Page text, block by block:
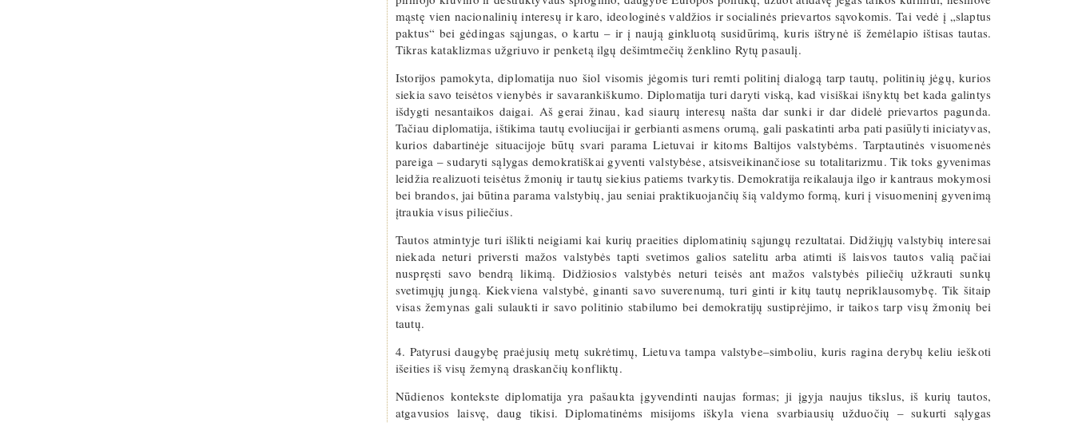
mąstę vien nacionalinių interesų ir karo, ideologinės valdžios ir socialinės prievartos sąvokomis. Tai vedė į „slaptus
paktus“ bei gėdingas sąjungas, o kartu – ir į naują ginkluotą susidūrimą, kuris ištrynė iš žemėlapio ištisas tautas.
Tikras kataklizmas užgriuvo ir penketą ilgų dešimtmečių ženklino Rytų pasaulį.
Istorijos pamokyta, diplomatija nuo šiol visomis jėgomis turi remti politinį dialogą tarp tautų, politinių jėgų, kurios
siekia savo teisėtos vienybės ir savarankiškumo. Diplomatija turi daryti viską, kad visiškai išnyktų bet kada galintys
išdygti nesantaikos daigai. Aš gerai žinau, kad siaurų interesų našta dar sunki ir dar didelė prievartos pagunda.
Tačiau diplomatija, ištikima tautų evoliucijai ir gerbianti asmens orumą, gali paskatinti arba pati pasiūlyti iniciatyvas,
kurios dabartinėje situacijoje būtų svari parama Lietuvai ir kitoms Baltijos valstybėms. Tarptautinės visuomenės
pareiga – sudaryti sąlygas demokratiškai gyventi valstybėse, atsisveikinančiose su totalitarizmu. Tik toks gyvenimas
leidžia realizuoti teisėtus žmonių ir tautų siekius patiems tvarkytis. Demokratija reikalauja ilgo ir kantraus mokymosi
bei brandos, jai būtina parama valstybių, jau seniai praktikuojančių šią valdymo formą, kuri į visuomeninį gyvenimą
įtraukia visus piliečius.
Tautos atmintyje turi išlikti neigiami kai kurių praeities diplomatinių sąjungų rezultatai. Didžiųjų valstybių interesai
niekada neturi priversti mažos valstybės tapti svetimos galios satelitu arba atimti iš laisvos tautos valią pačiai
nuspręsti savo bendrą likimą. Didžiosios valstybės neturi teisės ant mažos valstybės piliečių užkrauti sunkų
svetimųjų jungą. Kiekviena valstybė, ginanti savo suverenumą, turi ginti ir kitų tautų nepriklausomybę. Tik šitaip
visas žemynas gali sulaukti ir savo politinio stabilumo bei demokratijų sustiprėjimo, ir taikos tarp visų žmonių bei
tautų.
4. Patyrusi daugybę praėjusių metų sukrėtimų, Lietuva tampa valstybe–simboliu, kuris ragina derybų keliu ieškoti
išeities iš visų žemyną draskančių konfliktų.
Nūdienos kontekste diplomatija yra pašaukta įgyvendinti naujas formas; ji įgyja naujus tikslus, iš kurių tautos,
atgavusios laisvę, daug tikisi. Diplomatinėms misijoms iškyla viena svarbiausių užduočių – sukurti sąlygas